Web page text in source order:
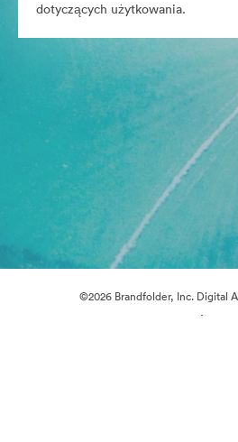
dotyczących użytkowania.
©2026 Brandfolder, Inc. Digital
·